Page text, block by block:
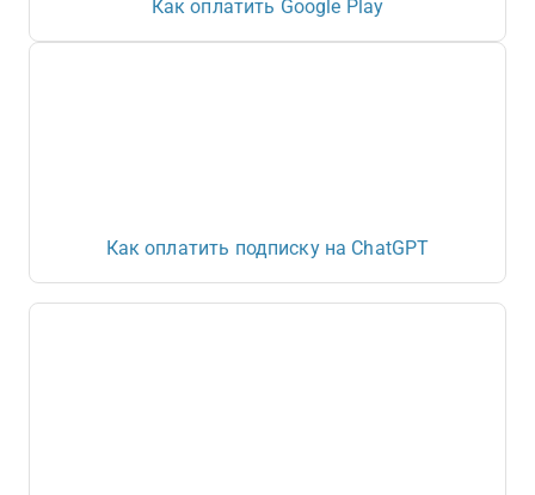
Как оплатить Google Play
Как оплатить подписку на ChatGPT